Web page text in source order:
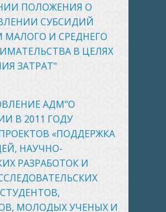
ПОЛОЖЕНИЯ О
СУБСИДИЙ
МАЛОГО И СРЕДНЕГО
В ЦЕЛЯХ
ЗАТРАТ"
АДМ"О
В 2011 ГОДУ
«ПОДДЕРЖКА
НАУЧНО-
РАЗРАБОТОК И
МОЛОДЫХ УЧЕНЫХ И